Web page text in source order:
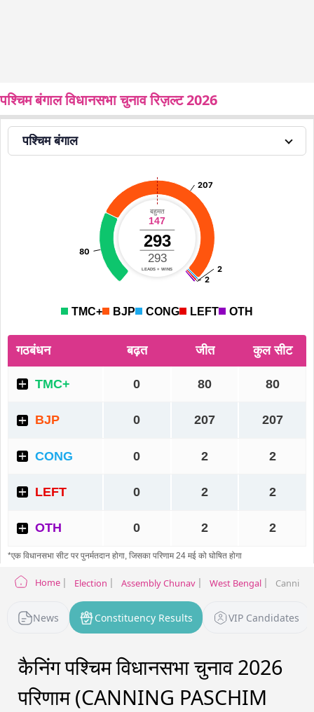
पश्चिम बंगाल विधानसभा चुनाव रिज़ल्ट 2026
Home Election Assembly Chunav West Bengal Canning
News Constituency Results VIP Candidates
कैनिंग पश्चिम विधानसभा चुनाव 2026
परिणाम (CANNING PASCHIM